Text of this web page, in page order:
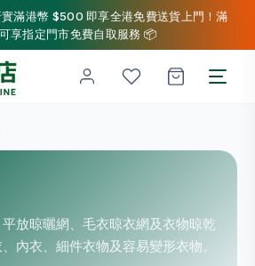
滿港幣 $500 即享全港免費送貨上門！滿
享指定門市免費自取服務 📦
放晾曬網、毛衣晾衣網及衣物晾乾
內衣、細件衣物及容易變形衣物。